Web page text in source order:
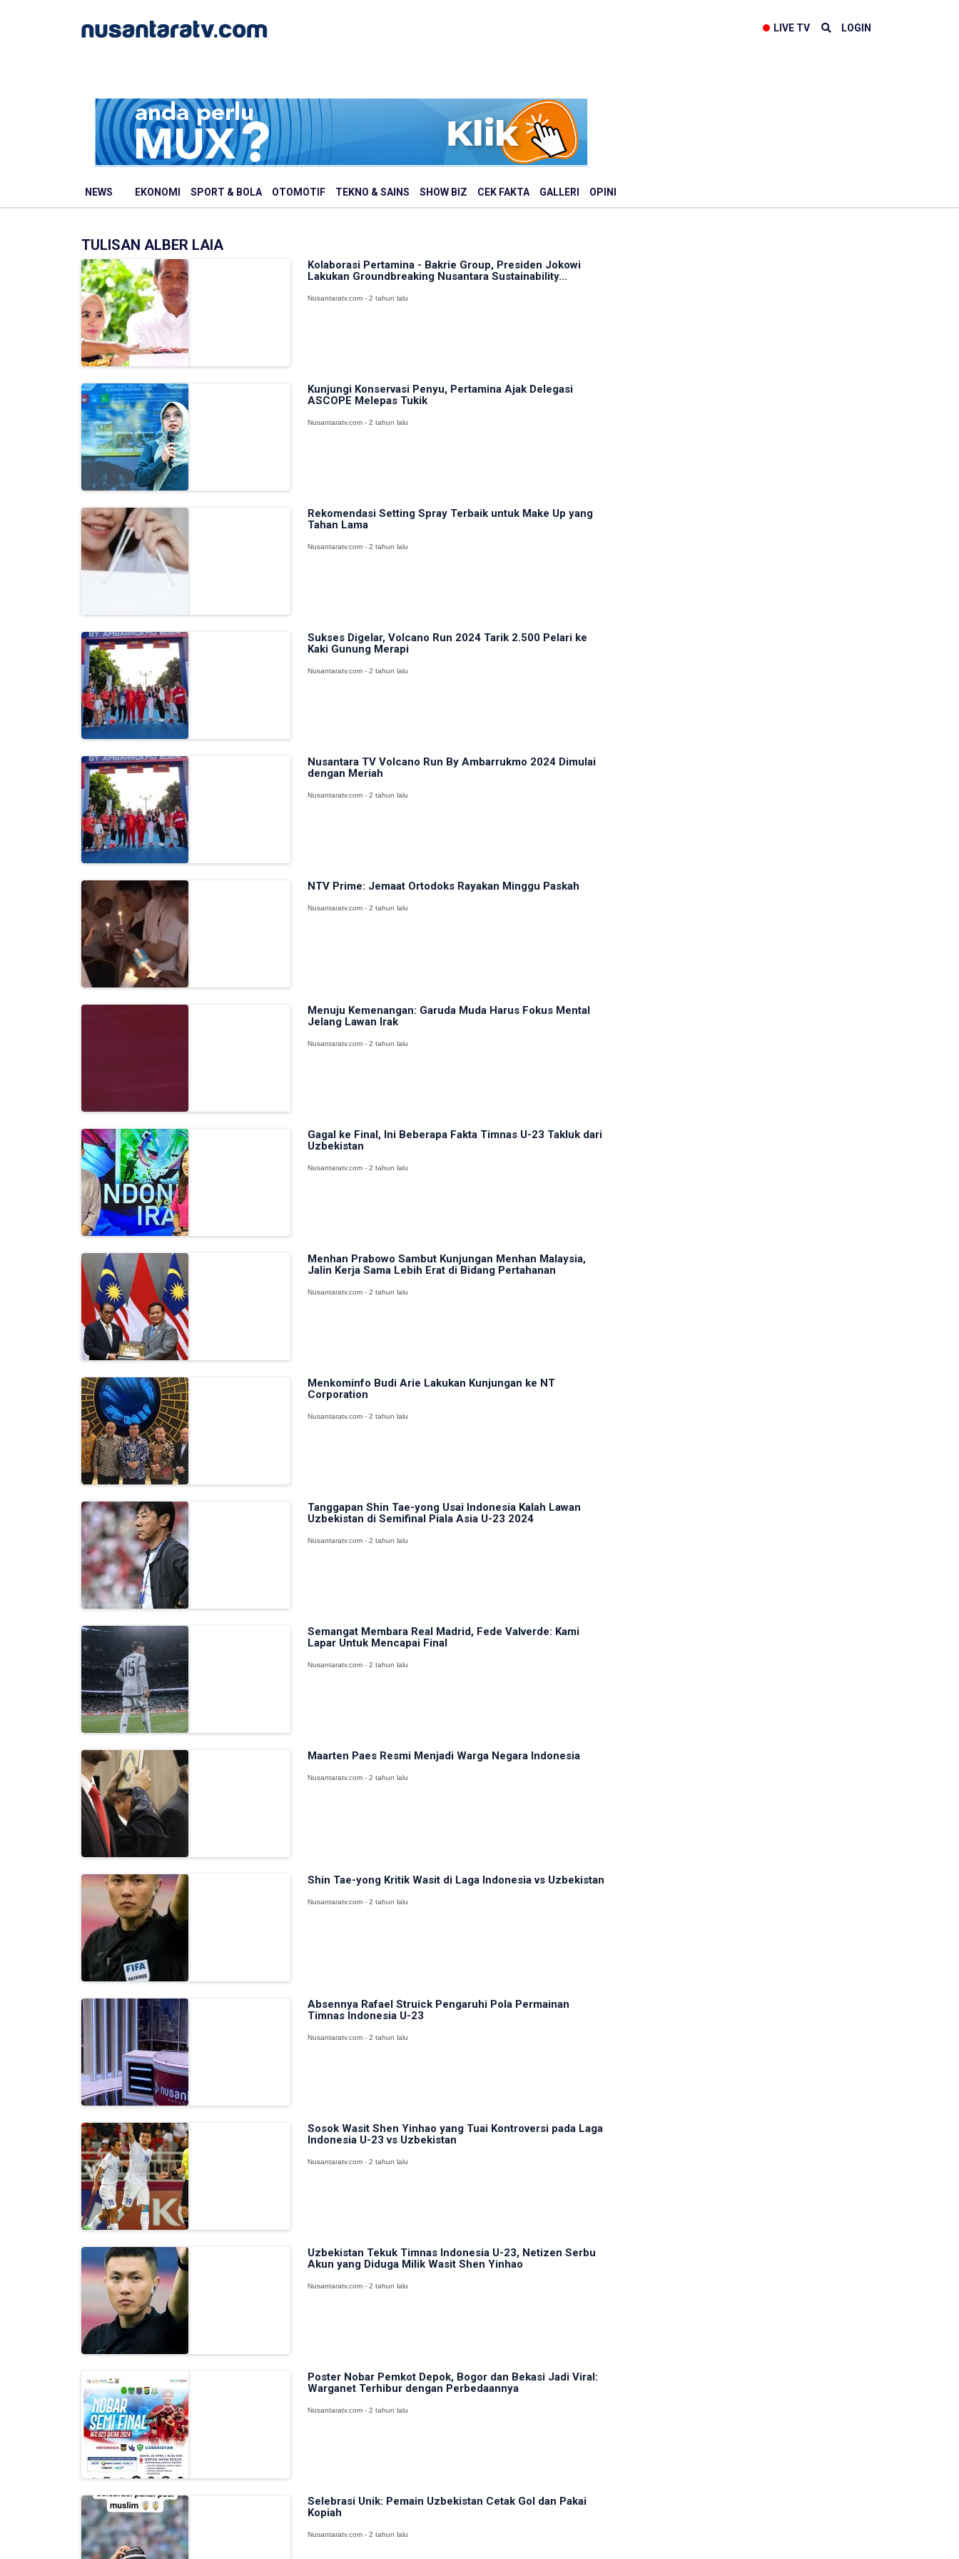
LIVE TV LOGIN
NEWS EKONOMI SPORT & BOLA OTOMOTIF TEKNO & SAINS SHOW BIZ CEK FAKTA GALLERI OPINI
TULISAN ALBER LAIA
Kolaborasi Pertamina - Bakrie Group, Presiden Jokowi
Lakukan Groundbreaking Nusantara Sustainability...
Nusantaratv.com - 2 tahun lalu
Kunjungi Konservasi Penyu, Pertamina Ajak Delegasi
ASCOPE Melepas Tukik
Nusantaratv.com - 2 tahun lalu
Rekomendasi Setting Spray Terbaik untuk Make Up yang
Tahan Lama
Nusantaratv.com - 2 tahun lalu
Sukses Digelar, Volcano Run 2024 Tarik 2.500 Pelari ke
Kaki Gunung Merapi
Nusantaratv.com - 2 tahun lalu
Nusantara TV Volcano Run By Ambarrukmo 2024 Dimulai
dengan Meriah
Nusantaratv.com - 2 tahun lalu
NTV Prime: Jemaat Ortodoks Rayakan Minggu Paskah
Nusantaratv.com - 2 tahun lalu
Menuju Kemenangan: Garuda Muda Harus Fokus Mental
Jelang Lawan Irak
Nusantaratv.com - 2 tahun lalu
Gagal ke Final, Ini Beberapa Fakta Timnas U-23 Takluk dari
Uzbekistan
Nusantaratv.com - 2 tahun lalu
Menhan Prabowo Sambut Kunjungan Menhan Malaysia,
Jalin Kerja Sama Lebih Erat di Bidang Pertahanan
Nusantaratv.com - 2 tahun lalu
Menkominfo Budi Arie Lakukan Kunjungan ke NT
Corporation
Nusantaratv.com - 2 tahun lalu
Tanggapan Shin Tae-yong Usai Indonesia Kalah Lawan
Uzbekistan di Semifinal Piala Asia U-23 2024
Nusantaratv.com - 2 tahun lalu
Semangat Membara Real Madrid, Fede Valverde: Kami
Lapar Untuk Mencapai Final
Nusantaratv.com - 2 tahun lalu
Maarten Paes Resmi Menjadi Warga Negara Indonesia
Nusantaratv.com - 2 tahun lalu
Shin Tae-yong Kritik Wasit di Laga Indonesia vs Uzbekistan
Nusantaratv.com - 2 tahun lalu
Absennya Rafael Struick Pengaruhi Pola Permainan
Timnas Indonesia U-23
Nusantaratv.com - 2 tahun lalu
Sosok Wasit Shen Yinhao yang Tuai Kontroversi pada Laga
Indonesia U-23 vs Uzbekistan
Nusantaratv.com - 2 tahun lalu
Uzbekistan Tekuk Timnas Indonesia U-23, Netizen Serbu
Akun yang Diduga Milik Wasit Shen Yinhao
Nusantaratv.com - 2 tahun lalu
Poster Nobar Pemkot Depok, Bogor dan Bekasi Jadi Viral:
Warganet Terhibur dengan Perbedaannya
Nusantaratv.com - 2 tahun lalu
Selebrasi Unik: Pemain Uzbekistan Cetak Gol dan Pakai
Kopiah
Nusantaratv.com - 2 tahun lalu